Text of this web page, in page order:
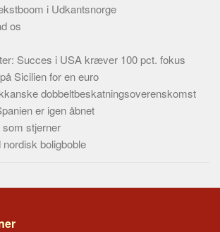
i Udkantsnorge
os
Succes i USA kræver 100 pct. fokus
Sicilien for en euro
dobbeltbeskatningsoverenskomst
er igen åbnet
som stjerner
boligboble